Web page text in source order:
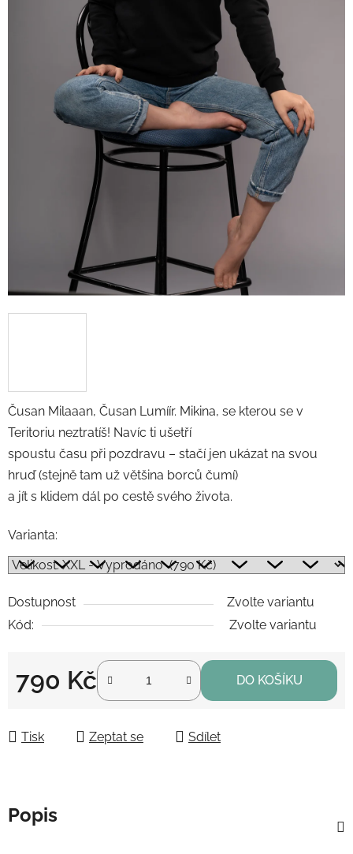
Čusan Milaaan, Čusan Lumíír. Mikina, se kterou se v
Teritoriu neztratíš! Navíc ti ušetří
spoustu času při pozdravu – stačí jen ukázat na svou
hruď (stejně tam už většina borců čumí)
a jít s klidem dál po cestě svého života.
Varianta:
Dostupnost
Zvolte variantu
Kód:
Zvolte variantu
790 Kč DO KOŠÍKU
Tisk Zeptat se Sdílet
Popis